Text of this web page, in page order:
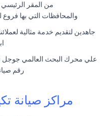
من المقر الرئيسي
والمحافظات التي بها فروع
جاهدين لتقديم خدمة مثالية
علي محرك البحث العالمي جوجل
رقم
مراكز صيانة